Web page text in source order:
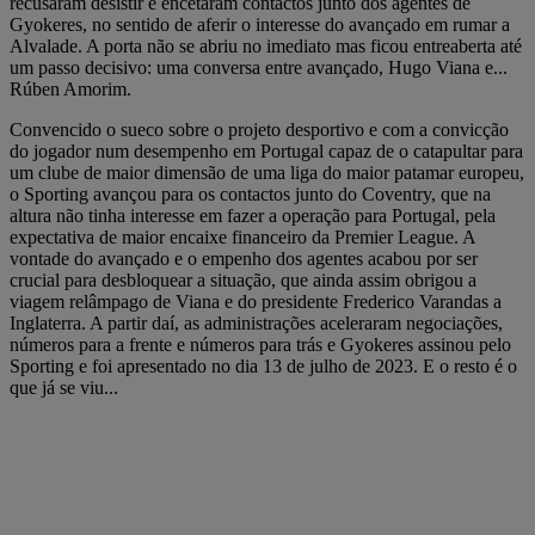
Gyokeres, no sentido de aferir o interesse do avançado em rumar a
Alvalade. A porta não se abriu no imediato mas ficou entreaberta até
um passo decisivo: uma conversa entre avançado, Hugo Viana e...
Rúben Amorim.
Convencido o sueco sobre o projeto desportivo e com a convicção
do jogador num desempenho em Portugal capaz de o catapultar para
um clube de maior dimensão de uma liga do maior patamar europeu,
o Sporting avançou para os contactos junto do Coventry, que na
altura não tinha interesse em fazer a operação para Portugal, pela
expectativa de maior encaixe financeiro da Premier League. A
vontade do avançado e o empenho dos agentes acabou por ser
crucial para desbloquear a situação, que ainda assim obrigou a
viagem relâmpago de Viana e do presidente Frederico Varandas a
Inglaterra. A partir daí, as administrações aceleraram negociações,
números para a frente e números para trás e Gyokeres assinou pelo
Sporting e foi apresentado no dia 13 de julho de 2023. E o resto é o
que já se viu...